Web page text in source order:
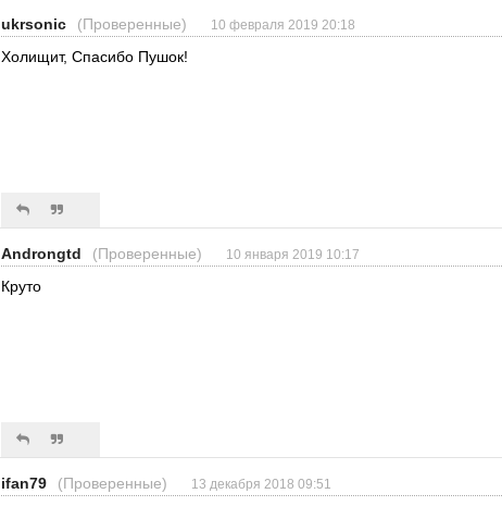
ukrsonic (Проверенные) 10 февраля 2019 20:18
Холищит, Спасибо Пушок!
Androngtd (Проверенные) 10 января 2019 10:17
Круто
ifan79 (Проверенные) 13 декабря 2018 09:51